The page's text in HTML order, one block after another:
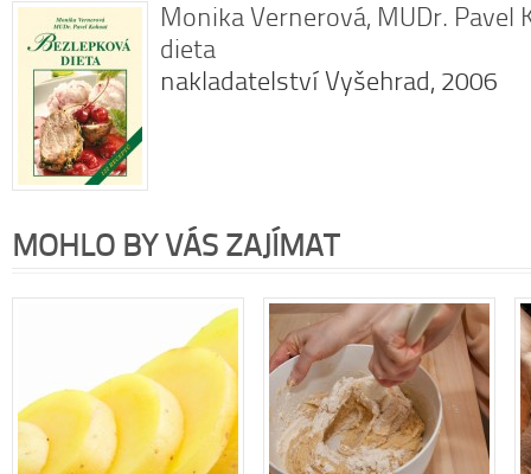
Monika Vernerová, MUDr. Pavel
dieta
nakladatelství Vyšehrad, 2006
MOHLO BY VÁS ZAJÍMAT